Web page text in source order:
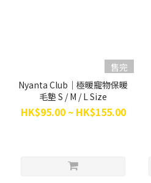
汪喵星球
Dogcatstar
(1)
售完
Nyanta Club｜極暖寵物保暖
毛墊 S / M / L Size
HK$95.00 ~ HK$155.00